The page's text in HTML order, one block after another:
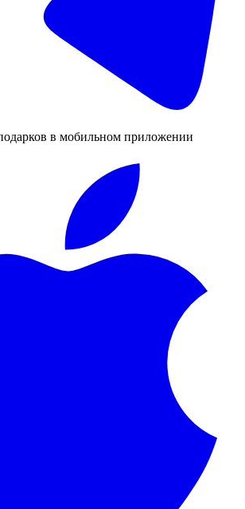
в мобильном приложении